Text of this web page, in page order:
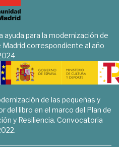
ayuda para la modernización de
Madrid correspondiente al año
de las pequeñas y
del libro en el marco del Plan de
y Resiliencia. Convocatoria